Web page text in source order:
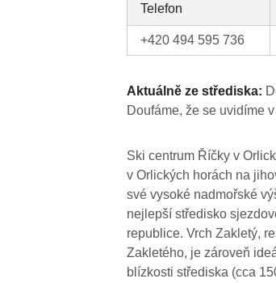
Telefon
+420 494 595 736
Aktuálně ze střediska:
Doufáme, že se uvidíme
Ski centrum Říčky v
v Orlických horách na
své vysoké nadmořské
nejlepší středisko
republice. Vrch Zakletý,
Zakletého, je zároveň
blízkosti střediska (cca